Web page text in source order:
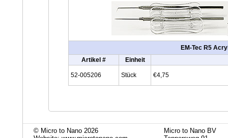
EM-Tec R5
Artikel #
Einheit
52-005206 Stück €4,75
© Micro to Nano 2026
Micro to Nano BV